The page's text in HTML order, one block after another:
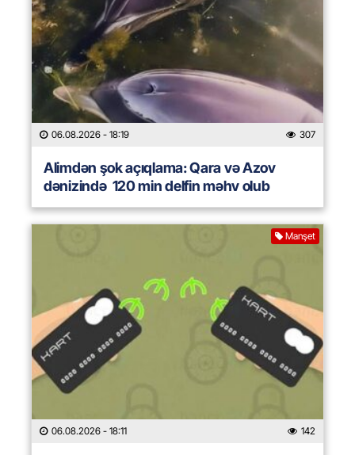
06.08.2026 - 18:19 307
Alimdən şok açıqlama: Qara və Azov
dənizində 120 min delfin məhv olub
Manşet
06.08.2026 - 18:11 142